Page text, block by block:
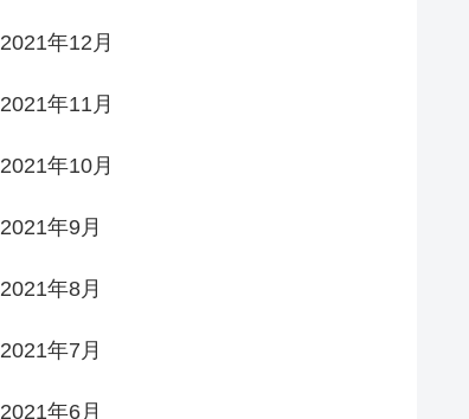
2021年12月
2021年11月
2021年10月
2021年9月
2021年8月
2021年7月
2021年6月